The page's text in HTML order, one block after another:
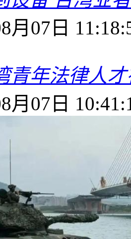
月07日
青年法律人
月07日